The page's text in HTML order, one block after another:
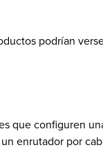
podrían
que configuren
enrutador por